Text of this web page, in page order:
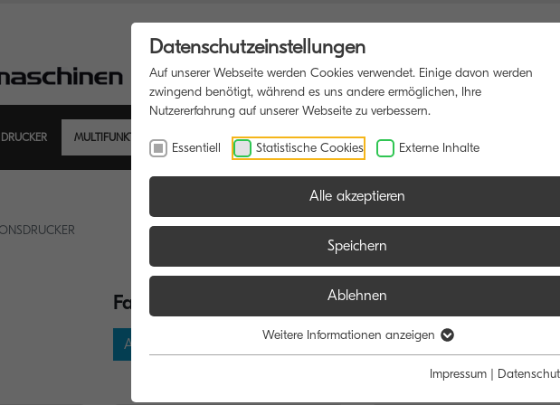
DRUCKER MULTIFUNKTIONSDRUCKER SOFTWARE BLOG
Farbe:
Alle Farbe
Funktion:
Alle Scan
Datenschutzeinstellungen
Auf unserer Webseite werden Cookies verwendet. Einige davon werden
zwingend benötigt, während es uns andere ermöglichen, Ihre
Nutzererfahrung auf unserer Webseite zu verbessern.
Essentiell Statistische Cookies Externe Inhalte
Alle akzeptieren
Speichern
Ablehnen
Weitere Informationen anzeigen
Impressum |